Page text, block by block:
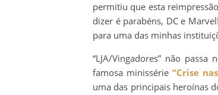
permitiu que esta
dizer é parabéns, DC e
para uma das minhas
“LJA/Vingadores” não
famosa minissérie “Crise
uma das principais heroínas